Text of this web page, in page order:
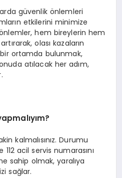
güvenlik önlemleri
etkilerini minimize
hem bireylerin hem
olası kazaların
ortamda bulunmak,
atılacak her adım,
kalmalısınız. Durumu
acil servis numarasını
sahip olmak, yaralıya
sağlar.